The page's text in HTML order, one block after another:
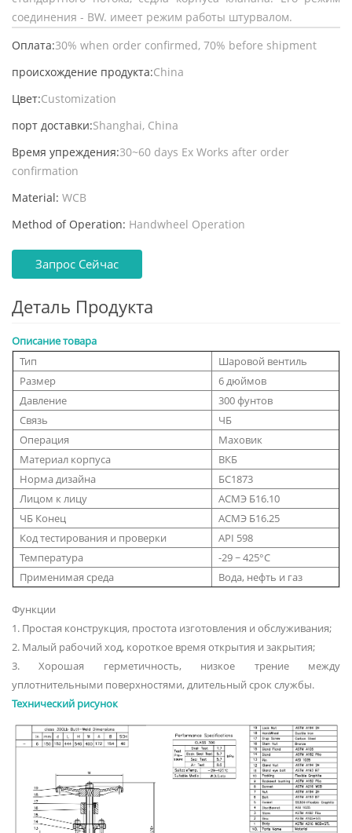
соединения - BW. имеет режим работы штурвалом.
Оплата:30% when order confirmed, 70% before shipment
происхождение продукта:China
Цвет:Customization
порт доставки:Shanghai, China
Время упреждения:30~60 days Ex Works after order
confirmation
Material: WCB
Method of Operation: Handwheel Operation
Запрос Сейчас
Деталь Продукта
Описание товара
Тип
Шаровой вентиль
Размер
6 дюймов
Давление
300 фунтов
Связь
ЧБ
Операция
Маховик
Материал корпуса
ВКБ
Норма дизайна
БС1873
Лицом к лицу
АСМЭ Б16.10
ЧБ Конец
АСМЭ Б16.25
Код тестирования и проверки
API 598
Температура
-29 ~ 425°С
Применимая среда
Вода, нефть и газ
Функции
1. Простая конструкция, простота изготовления и обслуживания;
2. Малый рабочий ход, короткое время открытия и закрытия;
3. Хорошая герметичность, низкое трение между
уплотнительными поверхностями, длительный срок службы.
Технический рисунок